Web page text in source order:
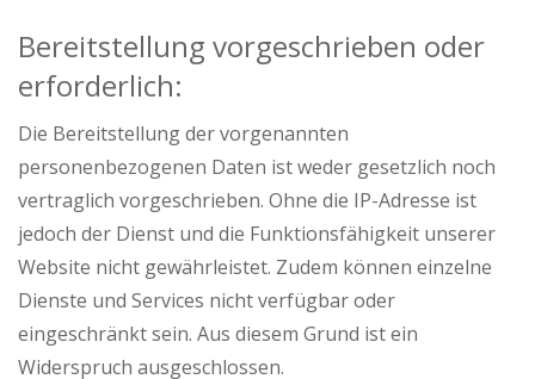
Bereitstellung vorgeschrieben oder
erforderlich:
Die Bereitstellung der vorgenannten
personenbezogenen Daten ist weder gesetzlich noch
vertraglich vorgeschrieben. Ohne die IP-Adresse ist
jedoch der Dienst und die Funktionsfähigkeit unserer
Website nicht gewährleistet. Zudem können einzelne
Dienste und Services nicht verfügbar oder
eingeschränkt sein. Aus diesem Grund ist ein
Widerspruch ausgeschlossen.